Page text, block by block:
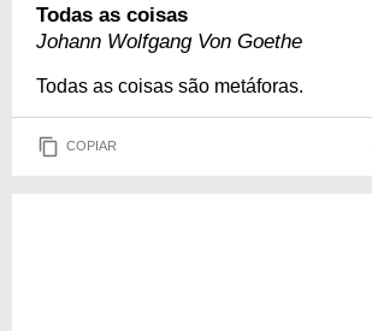
Todas as coisas
Johann Wolfgang Von Goethe
Todas as coisas são metáforas.
COPIAR